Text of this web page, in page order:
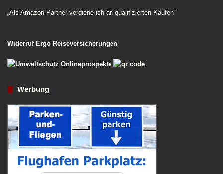
„Als Amazon-Partner verdiene ich an qualifizierten Käufen“
Widerruf Ergo Reiseversicherungen
Werbung